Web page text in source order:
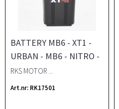
BATTERY MB6 - XT1 -
URBAN - MB6 - NITRO -
ND15
RKS MOTOR ...
Art.nr: RK17501